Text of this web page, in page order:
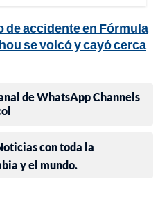
de accidente en Fórmula
se volcó y cayó cerca
de WhatsApp Channels
con toda la
y el mundo.